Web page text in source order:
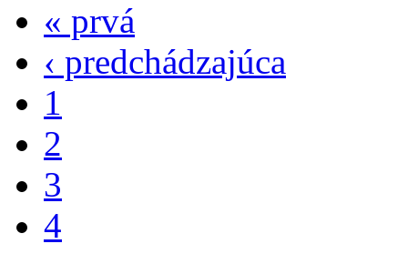
« prvá
‹ predchádzajúca
1
2
3
4